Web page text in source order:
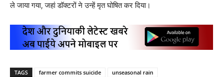
ले जाया गया, जहां डॉक्टरों ने उन्हें मृत घोषित कर दिया।
TAGS farmer commits suicide unseasonal rain